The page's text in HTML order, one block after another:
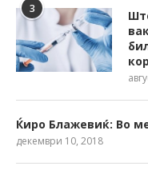
3
Ќиро Блажевиќ: Во
декември 10, 2018